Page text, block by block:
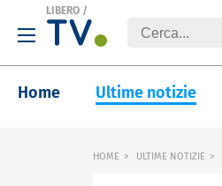
LIBERO /
Home Ultime notizie
HOME ULTIME NOTIZIE